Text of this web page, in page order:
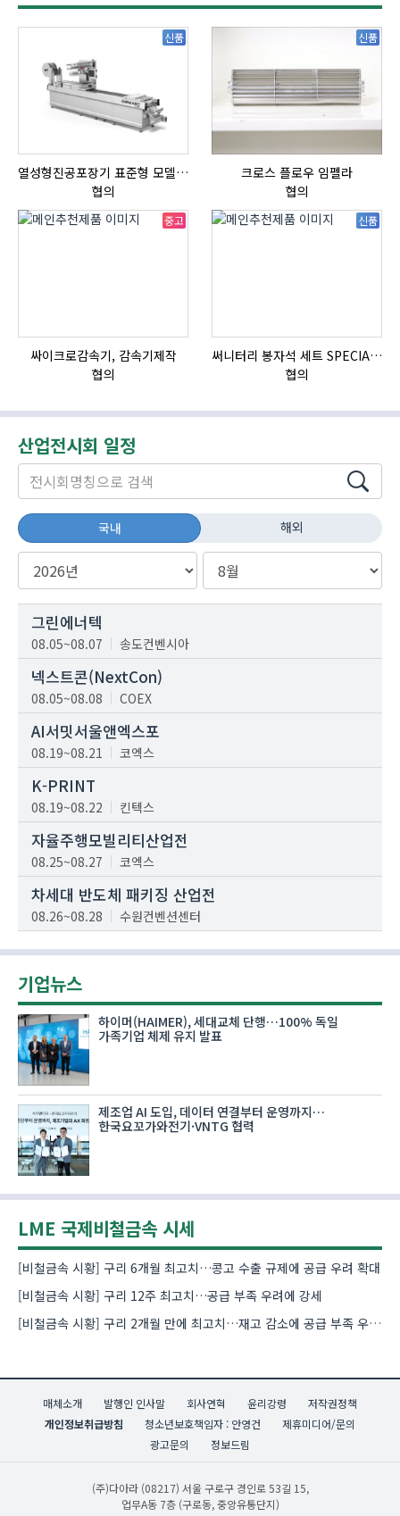
신품
열성형진공포장기 표준형 모델 OMNIVAC S-200
협의
신품
크로스 플로우 임펠라
협의
중고
싸이크로감속기, 감속기제작
협의
신품
써니터리 봉자석 세트 SPECIAL , 봉자석 , 자석봉 , 호퍼용자석 , 전자석
협의
산업전시회 일정
국내 해외
그린에너텍
08.05~08.07 송도컨벤시아
넥스트콘(NextCon)
08.05~08.08 COEX
AI서밋서울앤엑스포
08.19~08.21 코엑스
K-PRINT
08.19~08.22 킨텍스
자율주행모빌리티산업전
08.25~08.27 코엑스
차세대 반도체 패키징 산업전
08.26~08.28 수원컨벤션센터
기업뉴스
하이머(HAIMER), 세대교체 단행…100% 독일
가족기업 체제 유지 발표
제조업 AI 도입, 데이터 연결부터 운영까지…
한국요꼬가와전기·VNTG 협력
LME 국제비철금속 시세
[비철금속 시황] 구리 6개월 최고치…콩고 수출 규제에 공급 우려 확대
[비철금속 시황] 구리 12주 최고치…공급 부족 우려에 강세
[비철금속 시황] 구리 2개월 만에 최고치…재고 감소에 공급 부족 우려 확대
매체소개 발행인 인사말 회사연혁 윤리강령
저작권정책
개인정보취급방침
청소년보호책임자 : 안영건
제휴미디어/문의
광고문의
정보드림
(주)다아라 (08217) 서울 구로구 경인로 53길 15,
업무A동 7층 (구로동, 중앙유통단지)